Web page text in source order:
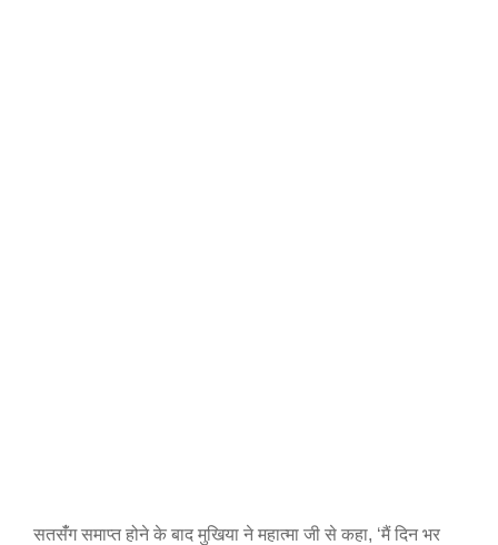
सतसंँग समाप्त होने के बाद मुखिया ने महात्मा जी से कहा, ‘मैं दिन भर